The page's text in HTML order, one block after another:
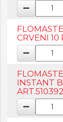
CRVENI
INSTANT
ART.510392